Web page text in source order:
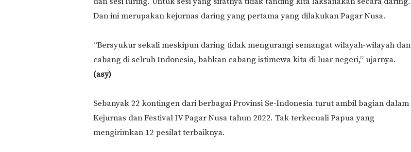
Dan ini merupakan kejurnas daring yang pertama yang dilakukan Pagar Nusa.
“Bersyukur sekali meskipun daring tidak mengurangi semangat wilayah-wilayah dan
cabang di selruh Indonesia, bahkan cabang istimewa kita di luar negeri,” ujarnya.
(asy)
Sebanyak 22 kontingen dari berbagai Provinsi Se-Indonesia turut ambil bagian dalam
Kejurnas dan Festival IV Pagar Nusa tahun 2022. Tak terkecuali Papua yang
mengirimkan 12 pesilat terbaiknya.